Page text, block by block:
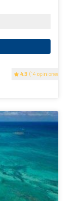
4.3 (14 opiniones)